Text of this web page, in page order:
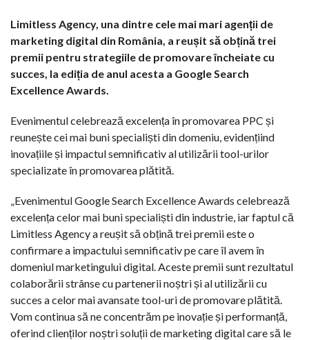
Limitless Agency, una dintre cele mai mari agenții de
marketing digital din România, a reușit să obțină trei
premii pentru strategiile de promovare încheiate cu
succes, la ediția de anul acesta a Google Search
Excellence Awards.
Evenimentul celebrează excelența în promovarea PPC și
reunește cei mai buni specialiști din domeniu, evidențiind
inovațiile și impactul semnificativ al utilizării tool-urilor
specializate în promovarea plătită.
„Evenimentul Google Search Excellence Awards celebrează
excelența celor mai buni specialiști din industrie, iar faptul că
Limitless Agency a reușit să obțină trei premii este o
confirmare a impactului semnificativ pe care îl avem în
domeniul marketingului digital. Aceste premii sunt rezultatul
colaborării strânse cu partenerii noștri și al utilizării cu
succes a celor mai avansate tool-uri de promovare plătită.
Vom continua să ne concentrăm pe inovație și performanță,
oferind clienților noștri soluții de marketing digital care să le